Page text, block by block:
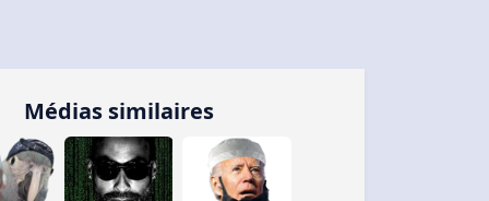
Médias similaires